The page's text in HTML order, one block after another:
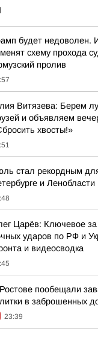
будет недоволен.
схему прохода
пролив
Витязева: Берем
и объявляем
хвосты!»
стал рекордным
и
Царёв: Ключевое за
ударов по РФ и
и видеосводка
пообещали
в заброшенных
23:39